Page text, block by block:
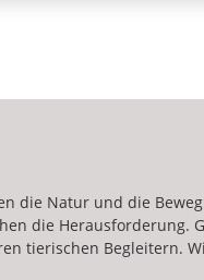
die Natur und die
die Herausforderung.
tierischen Begleitern.